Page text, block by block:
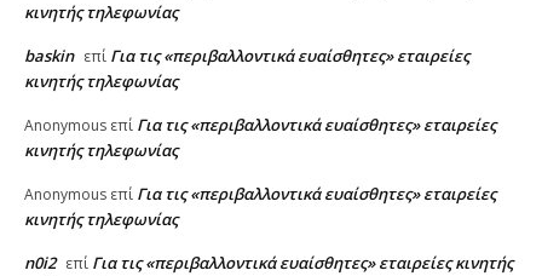
κινητής τηλεφωνίας
baskin επί Για τις «περιβαλλοντικά ευαίσθητες» εταιρείες
κινητής τηλεφωνίας
Anonymous επί Για τις «περιβαλλοντικά ευαίσθητες» εταιρείες
κινητής τηλεφωνίας
Anonymous επί Για τις «περιβαλλοντικά ευαίσθητες» εταιρείες
κινητής τηλεφωνίας
n0i2 επί Για τις «περιβαλλοντικά ευαίσθητες» εταιρείες κινητής